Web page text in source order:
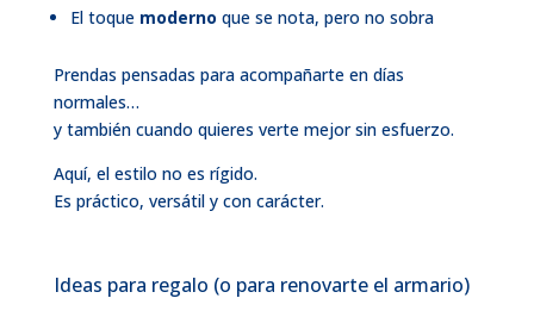
El toque moderno que se nota, pero no sobra
Prendas pensadas para acompañarte en días
normales…
y también cuando quieres verte mejor sin esfuerzo.
Aquí, el estilo no es rígido.
Es práctico, versátil y con carácter.
Ideas para regalo (o para renovarte el armario)